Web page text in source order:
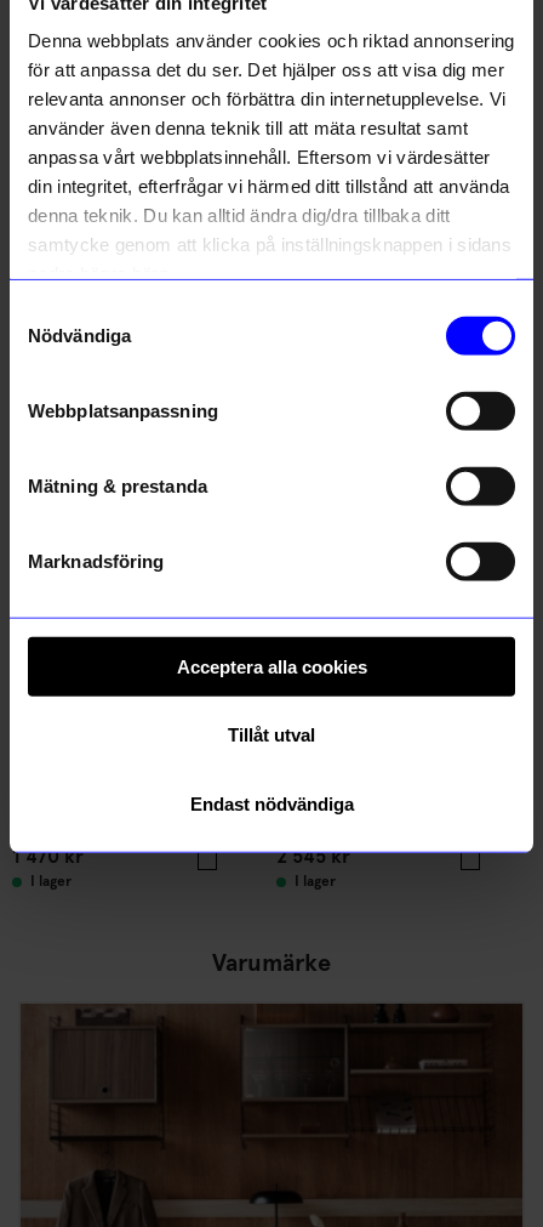
Denna webbplats använder cookies och riktad annonsering
för att anpassa det du ser. Det hjälper oss att visa dig mer
relevanta annonser och förbättra din internetupplevelse. Vi
använder även denna teknik till att mäta resultat samt
anpassa vårt webbplatsinnehåll. Eftersom vi värdesätter
din integritet, efterfrågar vi härmed ditt tillstånd att använda
denna teknik. Du kan alltid ändra dig/dra tillbaka ditt
samtycke genom att klicka på inställningsknappen i sidans
Nödvändiga
Webbplatsanpassning
Mätning & prestanda
Marknadsföring
Acceptera alla cookies
Tillåt utval
Endast nödvändiga
Liknande produkter
String furniture
I lager
Andra köpte även
1 470kr
I lager
String furniture
2 545kr
I lager
Varumärke